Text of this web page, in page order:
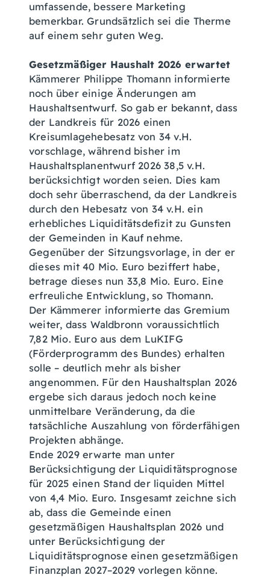
umfassende, bessere Marketing
bemerkbar. Grundsätzlich sei die Therme
auf einem sehr guten Weg.
Gesetzmäßiger Haushalt 2026 erwartet
Kämmerer Philippe Thomann informierte
noch über einige Änderungen am
Haushaltsentwurf. So gab er bekannt, dass
der Landkreis für 2026 einen
Kreisumlagehebesatz von 34 v.H.
vorschlage, während bisher im
Haushaltsplanentwurf 2026 38,5 v.H.
berücksichtigt worden seien. Dies kam
doch sehr überraschend, da der Landkreis
durch den Hebesatz von 34 v.H. ein
erhebliches Liquiditätsdefizit zu Gunsten
der Gemeinden in Kauf nehme.
Gegenüber der Sitzungsvorlage, in der er
dieses mit 40 Mio. Euro beziffert habe,
betrage dieses nun 33,8 Mio. Euro. Eine
erfreuliche Entwicklung, so Thomann.
Der Kämmerer informierte das Gremium
weiter, dass Waldbronn voraussichtlich
7,82 Mio. Euro aus dem LuKIFG
(Förderprogramm des Bundes) erhalten
solle – deutlich mehr als bisher
angenommen. Für den Haushaltsplan 2026
ergebe sich daraus jedoch noch keine
unmittelbare Veränderung, da die
tatsächliche Auszahlung von förderfähigen
Projekten abhänge.
Ende 2029 erwarte man unter
Berücksichtigung der Liquiditätsprognose
für 2025 einen Stand der liquiden Mittel
von 4,4 Mio. Euro. Insgesamt zeichne sich
ab, dass die Gemeinde einen
gesetzmäßigen Haushaltsplan 2026 und
unter Berücksichtigung der
Liquiditätsprognose einen gesetzmäßigen
Finanzplan 2027–2029 vorlegen könne.